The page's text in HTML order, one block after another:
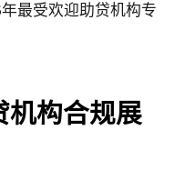
最受欢迎助贷机构专
机构合规展